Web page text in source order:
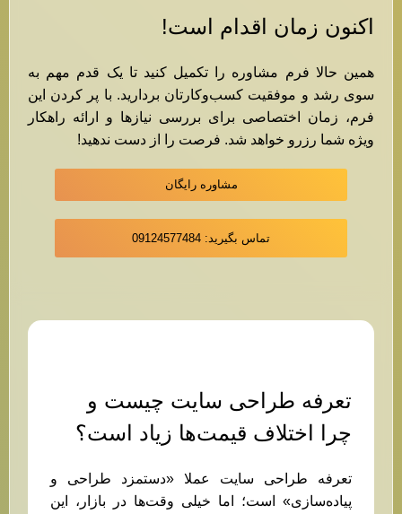
اکنون زمان اقدام است!
همین حالا فرم مشاوره را تکمیل کنید تا یک قدم مهم به
سوی رشد و موفقیت کسب‌وکارتان بردارید. با پر کردن این
فرم، زمان اختصاصی برای بررسی نیازها و ارائه راهکار
ویژه شما رزرو خواهد شد. فرصت را از دست ندهید!
مشاوره رایگان
تماس بگیرید: 09124577484
تعرفه طراحی سایت چیست و
چرا اختلاف قیمت‌ها زیاد است؟
تعرفه طراحی سایت عملا «دستمزد طراحی و
پیاده‌سازی» است؛ اما خیلی وقت‌ها در بازار، این